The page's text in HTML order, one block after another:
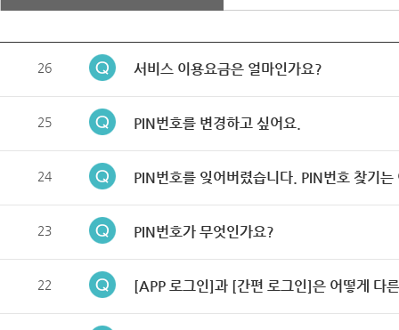
26 서비스 이용요금은 얼마인가요?
25 PIN번호를 변경하고 싶어요.
24 PIN번호를 잊어버렸습니다. PIN번호 찾기는
23 PIN번호가 무엇인가요?
22 [APP 로그인]과 [간편 로그인]은 어떻게 다